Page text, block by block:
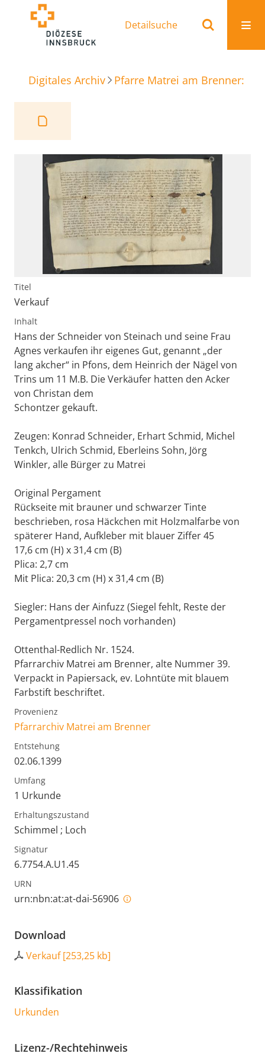
Detailsuche
Digitales Archiv Pfarre Matrei am Brenner:
Titel
Verkauf
Inhalt
Hans der Schneider von Steinach und seine Frau
Agnes verkaufen ihr eigenes Gut, genannt „der
lang akcher“ in Pfons, dem Heinrich der Nägel von
Trins um 11 M.B. Die Verkäufer hatten den Acker
von Christan dem
Schontzer gekauft.
Zeugen: Konrad Schneider, Erhart Schmid, Michel
Tenkch, Ulrich Schmid, Eberleins Sohn, Jörg
Winkler, alle Bürger zu Matrei
Original Pergament
Rückseite mit brauner und schwarzer Tinte
beschrieben, rosa Häckchen mit Holzmalfarbe von
späterer Hand, Aufkleber mit blauer Ziffer 45
17,6 cm (H) x 31,4 cm (B)
Plica: 2,7 cm
Mit Plica: 20,3 cm (H) x 31,4 cm (B)
Siegler: Hans der Ainfuzz (Siegel fehlt, Reste der
Pergamentpressel noch vorhanden)
Ottenthal-Redlich Nr. 1524.
Pfarrarchiv Matrei am Brenner, alte Nummer 39.
Verpackt in Papiersack, ev. Lohntüte mit blauem
Farbstift beschriftet.
Provenienz
Pfarrarchiv Matrei am Brenner
Entstehung
02.06.1399
Umfang
1 Urkunde
Erhaltungszustand
Schimmel ; Loch
Signatur
6.7754.A.U1.45
URN
urn:nbn:at:at-dai-56906
Download
Verkauf[253,25 kb]
Klassifikation
Urkunden
Lizenz-/Rechtehinweis